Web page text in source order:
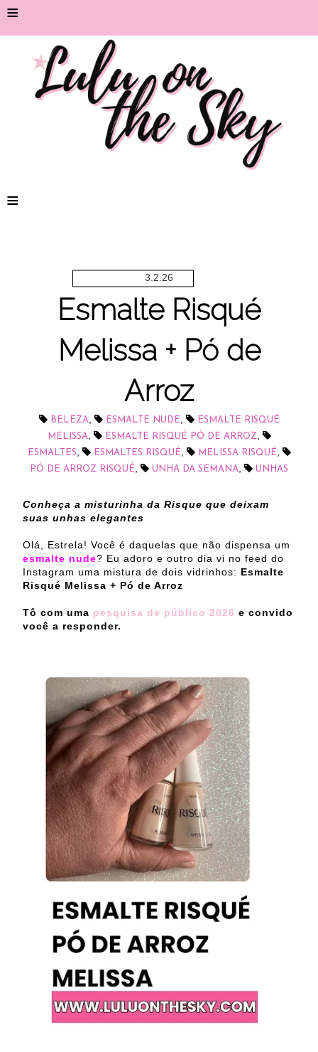
≡
≡
3.2.26
Esmalte Risqué
Melissa + Pó de
Arroz
BELEZA, ESMALTE NUDE,
ESMALTE RISQUÉ
MELISSA, ESMALTE RISQUÉ PÓ DE ARROZ,
ESMALTES, ESMALTES RISQUÉ, MELISSA RISQUÉ,
PÓ DE ARROZ RISQUÉ, UNHA DA SEMANA, UNHAS
Conheça a misturinha da Risque que deixam
suas unhas elegantes
Olá, Estrela! Você é daquelas que não dispensa um
esmalte nude? Eu adoro e outro dia vi no feed do
Instagram uma mistura de dois vidrinhos: Esmalte
Risqué Melissa + Pó de Arroz
Tô com uma pesquisa de público 2026 e convido
você a responder.